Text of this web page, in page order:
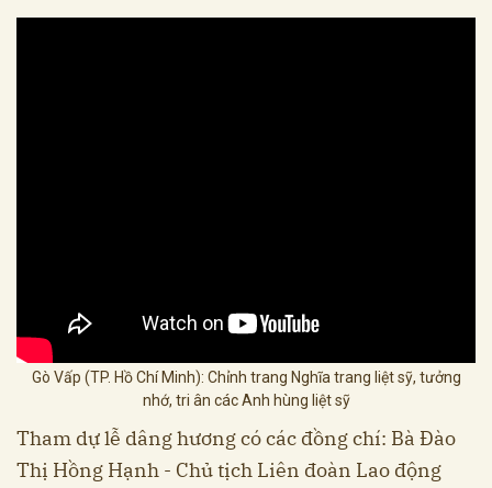
Gò Vấp (TP. Hồ Chí Minh): Chỉnh trang Nghĩa trang liệt sỹ, tưởng
nhớ, tri ân các Anh hùng liệt sỹ
Tham dự lễ dâng hương có các đồng chí: Bà Đào
Thị Hồng Hạnh - Chủ tịch Liên đoàn Lao động